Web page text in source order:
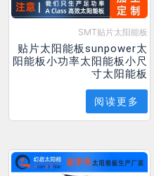
SMT贴片太阳能板
贴片太阳能板sunpower太
阳能板小功率太阳能板小尺
寸太阳能板
阅读更多